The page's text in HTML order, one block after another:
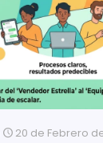
20 de Febrero